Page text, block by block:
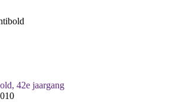
42e jaargang